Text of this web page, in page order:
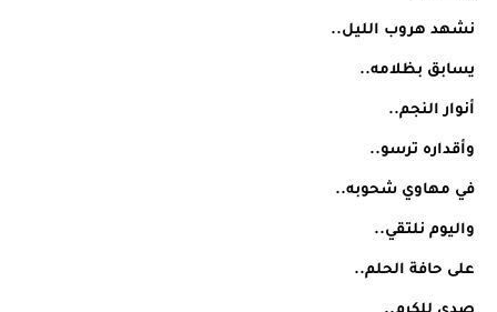
نشهد هروب الليل..
يسابق بظلامه..
أنوار النجم..
وأقداره ترسو..
في مهاوي شحوبه..
واليوم نلتقي..
على حافة الحلم..